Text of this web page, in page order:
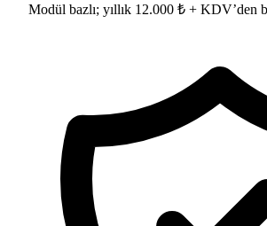
Modül bazlı; yıllık 12.000 ₺ + KDV’den